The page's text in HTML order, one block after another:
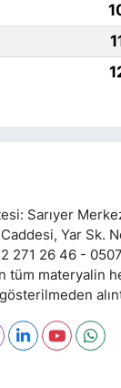
Sarıyer
Yar Sk.
271 26 46 -
tüm materyalin